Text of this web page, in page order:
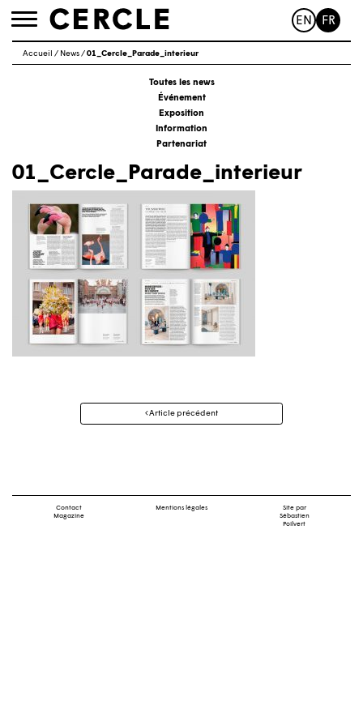
Toggle
EN FR
Accueil / News/01_Cercle_Parade_interieur
Toutes les news
Événement
Exposition
Information
Partenariat
01_Cercle_Parade_interieur
Navigation
Article précédent
Contact
Magazine
Mentions légales
Site par
Sébastien
Poilvert